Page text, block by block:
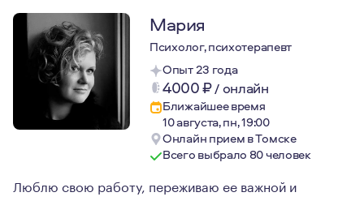
Мария
Психолог, психотерапевт
Опыт 23 года
4000₽/ онлайн
Ближайшее время
10 августа, пн, 19:00
Онлайн прием в Томске
Всего выбрало 80 человек
Люблю свою работу, переживаю ее важной и